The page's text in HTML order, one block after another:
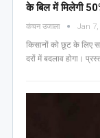
के ब‍िल में म‍िलेगी
कंचन उजाला Jan 7,
किसानों को छूट के लिए
दरों में बदलाव होगा।